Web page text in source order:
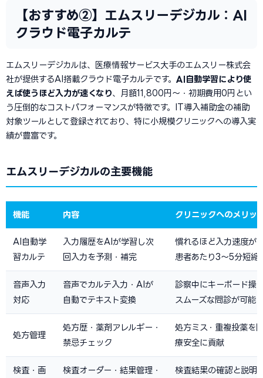
【おすすめ②】エムスリーデジカル：AI
クラウド電子カルテ
エムスリーデジカルは、医療情報サービス大手のエムスリー株式会
社が提供するAI搭載クラウド電子カルテです。 AI自動学習により使
えば使うほど入力が速くなり、月額11,800円〜・初期費用0円とい
う圧倒的なコストパフォーマンスが特徴です。IT導入補助金の補助
対象ツールとして登録されており、特に小規模クリニックへの導入実
績が豊富です。
エムスリーデジカルの主要機能
機能 内容 クリニックへのメリッ
AI自動学
習カルテ
入力履歴をAIが学習し次
回入力を予測・補完
慣れるほど入力速度が
患者あたり3〜5分短縮
音声入力
対応
音声でカルテ入力・AIが
自動でテキスト変換
診察中にキーボード操
スムーズな問診が可能
処方管理
処方歴・薬剤アレルギー・
禁忌チェック
処方ミス・重複投薬を
療安全に貢献
検査・画
検査オーダー・結果管理・
検査結果の確認と説明